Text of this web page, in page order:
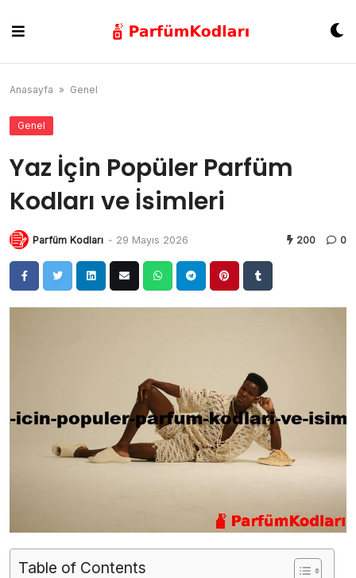
content
Anasayfa » Genel
Genel
Yaz İçin Popüler Parfüm
Kodları ve İsimleri
Parfüm Kodları - 29 Mayıs 2026 200 0
Table of Contents